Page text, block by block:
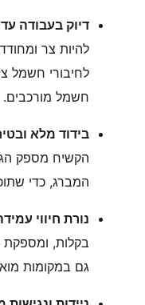
דיוק בעבודה
להיות צר
לחיבורי חשמל
חשמל מורכבים.
בידוד מלא
הקשיח מספק
המברג, כדי
נורת חיווי
בקלות, ומספקת
גם במקומות